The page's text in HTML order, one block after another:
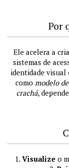
Por
Ele acelera a
sistemas de
identidade visual
como modelo
crachá,
1. Visualize o